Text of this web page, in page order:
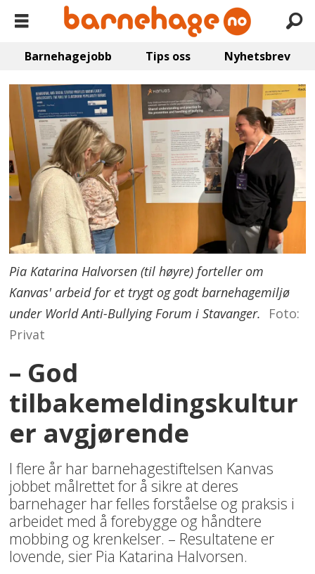
Barnehagejobb Tips oss Nyhetsbrev
Pia Katarina Halvorsen (til høyre) forteller om
Kanvas' arbeid for et trygt og godt barnehagemiljø
under World Anti-Bullying Forum i Stavanger.
Foto:
Privat
– God
tilbakemeldingskultur
er avgjørende
I flere år har barnehagestiftelsen Kanvas
jobbet målrettet for å sikre at deres
barnehager har felles forståelse og praksis i
arbeidet med å forebygge og håndtere
mobbing og krenkelser. – Resultatene er
lovende, sier Pia Katarina Halvorsen.